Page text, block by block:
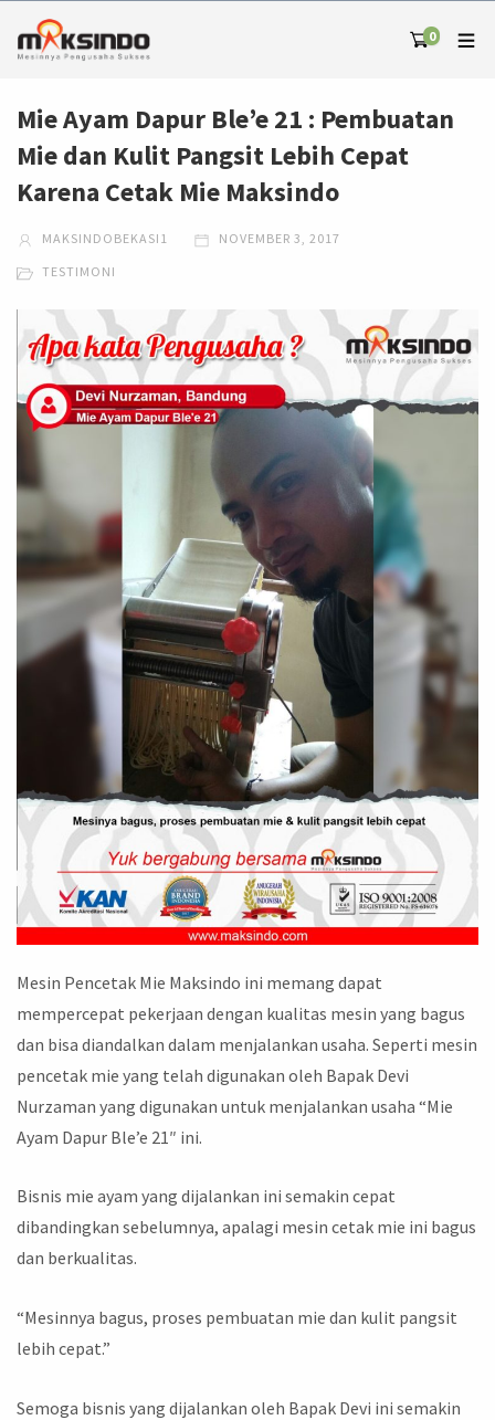
0
Mie Ayam Dapur Ble’e 21 : Pembuatan
Mie dan Kulit Pangsit Lebih Cepat
Karena Cetak Mie Maksindo
MAKSINDOBEKASI1 NOVEMBER 3, 2017
TESTIMONI
Mesin Pencetak Mie Maksindo ini memang dapat
mempercepat pekerjaan dengan kualitas mesin yang bagus
dan bisa diandalkan dalam menjalankan usaha. Seperti mesin
pencetak mie yang telah digunakan oleh Bapak Devi
Nurzaman yang digunakan untuk menjalankan usaha “Mie
Ayam Dapur Ble’e 21″ ini.
Bisnis mie ayam yang dijalankan ini semakin cepat
dibandingkan sebelumnya, apalagi mesin cetak mie ini bagus
dan berkualitas.
“Mesinnya bagus, proses pembuatan mie dan kulit pangsit
lebih cepat.”
Semoga bisnis yang dijalankan oleh Bapak Devi ini semakin